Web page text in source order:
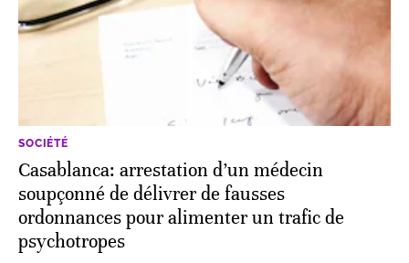
SOCIÉTÉ
Casablanca: arrestation d’un médecin
soupçonné de délivrer de fausses
ordonnances pour alimenter un trafic de
psychotropes